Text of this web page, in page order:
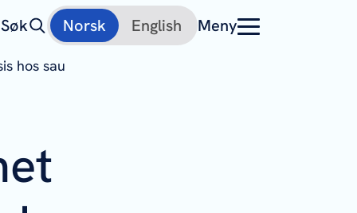
Søk Norsk English Meny
hos sau